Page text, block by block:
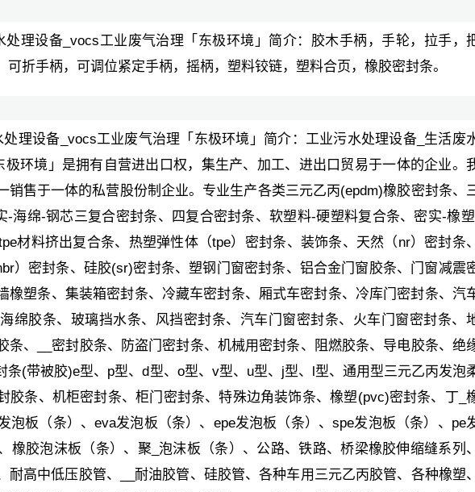
理设备_vocs工业废气治理「东极环境」简介：胶木手柄，手轮，拉手，
折手柄，可调位紧定手柄，摇柄，塑料铰链，塑料合页，橡胶密封条。
理设备_vocs工业废气治理「东极环境」简介：工业污水处理设备_生活废
环境」是拥有自营进出口权，集生产、加工、进出口贸易于一体的企业。
销售于一体的私营股份制企业。专业生产各类三元乙丙(epdm)橡胶密封条、
-海绵-钢芯三复合密封条、四复合密封条、软塑料-硬塑料复合条、密实-橡
材料挤出复合条、热塑弹性体（tpe）密封条、装饰条、天然（nr）密封条、
）密封条、硅胶(sr)密封条、塑钢门窗密封条、铝合金门窗胶条、门窗减震
橡塑条、集装箱密封条、冷藏车密封条、厢式车密封条、冷库门密封条、汽
绵胶条、玻璃挡水条、风挡密封条、汽车门窗密封条、火车门窗密封条、
条、__密封胶条、防盗门密封条、机械用密封条、阻燃胶条、导电胶条、绝
条(带被胶)e型、p型、d型、o型、v型、u型、j型、l型、通用型三元乙丙发泡
胶条、机柜密封条、柜门密封条、特殊边角装饰条、橡塑(pvc)密封条、丁_
泡板（条）、eva发泡板（条）、epe发泡板（条）、spe发泡板（条）、pe
橡胶泡沫板（条）、聚_泡沫板（条）、公路、铁路、桥梁橡胶伸缩缝系列、
高中低压胶管、__耐油胶管、硅胶管、各种车用三元乙丙胶管、各种橡塑、